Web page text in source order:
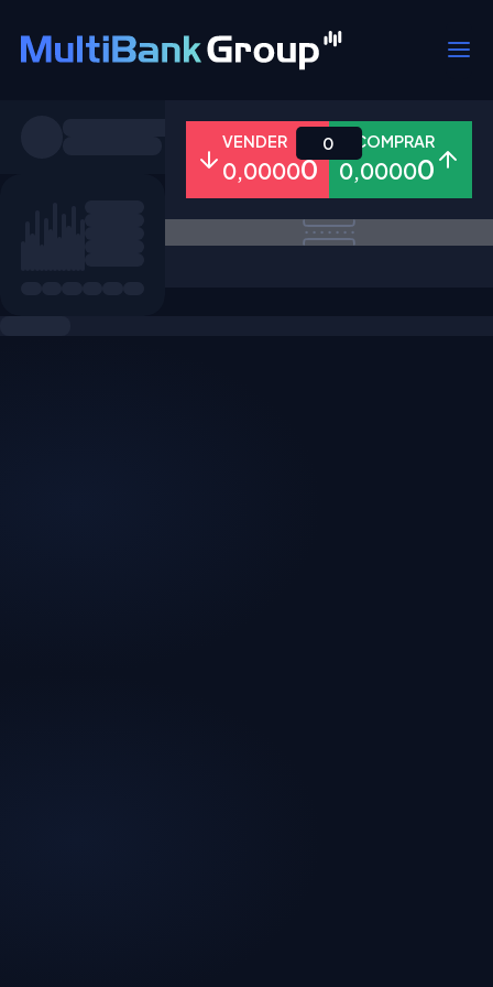
Todos Forex Metais Ações
VENDER
0,00000
COMPRAR
0,00000
0